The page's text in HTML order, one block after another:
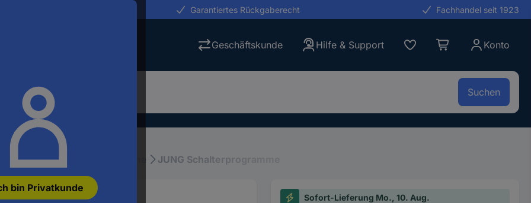
bin Privatkunde
Garantiertes Rückgaberecht Fachhandel seit 1923
Geschäftskunde Hilfe & Support Konto
Suchen
Schalterprogramme JUNG Schalterprogramme
Sofort-Lieferung Mo., 10. Aug.